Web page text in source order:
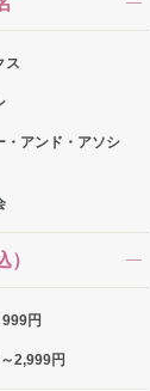
ス
・アンド・アソシ
）
円
2,999円